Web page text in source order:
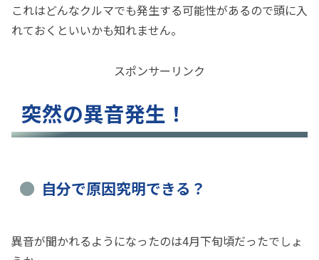
これはどんなクルマでも発生する可能性があるので頭に入
れておくといいかも知れません。
スポンサーリンク
突然の異音発生！
自分で原因究明できる？
異音が聞かれるようになったのは4月下旬頃だったでしょ